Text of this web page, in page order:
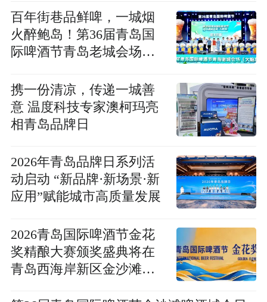
百年街巷品鲜啤，一城烟
火醉鲍岛！第36届青岛国
际啤酒节青岛老城会场
携一份清凉，传递一城善
意 温度科技专家澳柯玛亮
相青岛品牌日
2026年青岛品牌日系列活
动启动 “新品牌·新场景·新
应用”赋能城市高质量发展
2026青岛国际啤酒节金花
奖精酿大赛颁奖盛典将在
青岛西海岸新区金沙滩啤